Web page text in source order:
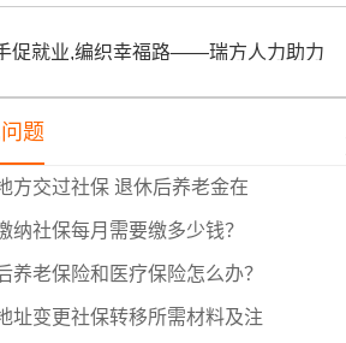
促就业,编织幸福路——瑞方人力助力
题
方交过社保 退休后养老金在
纳社保每月需要缴多少钱？
养老保险和医疗保险怎么办？
址变更社保转移所需材料及注